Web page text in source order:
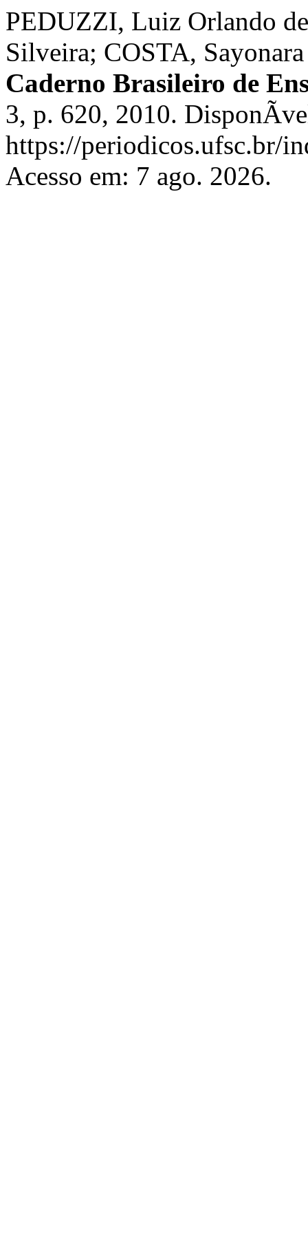
PEDUZZI, Luiz Orlando
Silveira; COSTA,
Caderno Brasileiro de
3, p. 620, 2010.
https://periodicos.ufsc.br/
Acesso em: 7 ago. 2026.